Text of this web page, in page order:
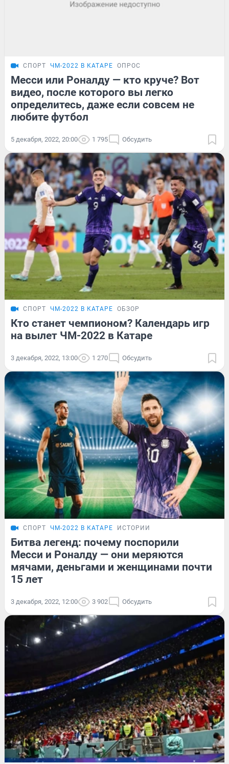
СПОРТ ЧМ-2022 В КАТАРЕ ОПРОС
Месси или Роналду — кто круче? Вот
видео, после которого вы легко
определитесь, даже если совсем не
любите футбол
5 декабря, 2022, 20:00 1 795 Обсудить
СПОРТ ЧМ-2022 В КАТАРЕ ОБЗОР
Кто станет чемпионом? Календарь игр
на вылет ЧМ-2022 в Катаре
3 декабря, 2022, 13:00 1 270 Обсудить
СПОРТ ЧМ-2022 В КАТАРЕ ИСТОРИИ
Битва легенд: почему поспорили
Месси и Роналду — они меряются
мячами, деньгами и женщинами почти
15 лет
3 декабря, 2022, 12:00 3 902 Обсудить